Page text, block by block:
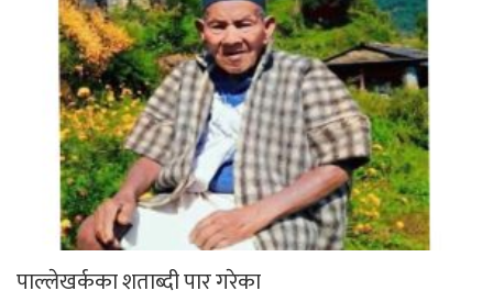
पाल्लेखर्कका शताब्दी पार गरेका